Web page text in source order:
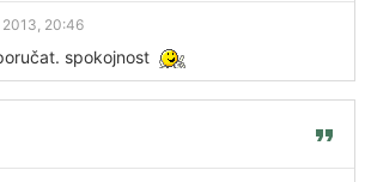
20:46
spokojnost